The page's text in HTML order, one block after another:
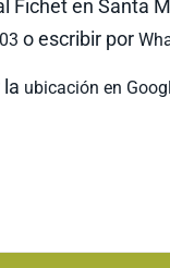
Fichet en Santa
o escribir por
ubicación en